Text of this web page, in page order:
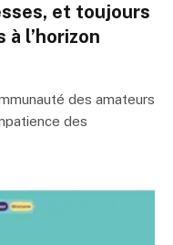
et toujours
à l’horizon
des amateurs
des